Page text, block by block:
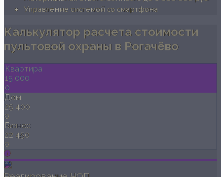
Управление системой со смартфона
Калькулятор расчета стоимости
пультовой охраны в Рогачёво
Квартира
15 000
0
Дом
25 400
0
Бизнес
22 450
0